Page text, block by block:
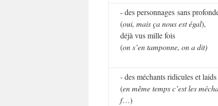
- des personnages sans
(oui, mais ça nous est égal),
déjà vus mille fois
(on s’en tamponne, on a dit)
- des méchants ridicules et laids
(en même temps c’est les
f…)